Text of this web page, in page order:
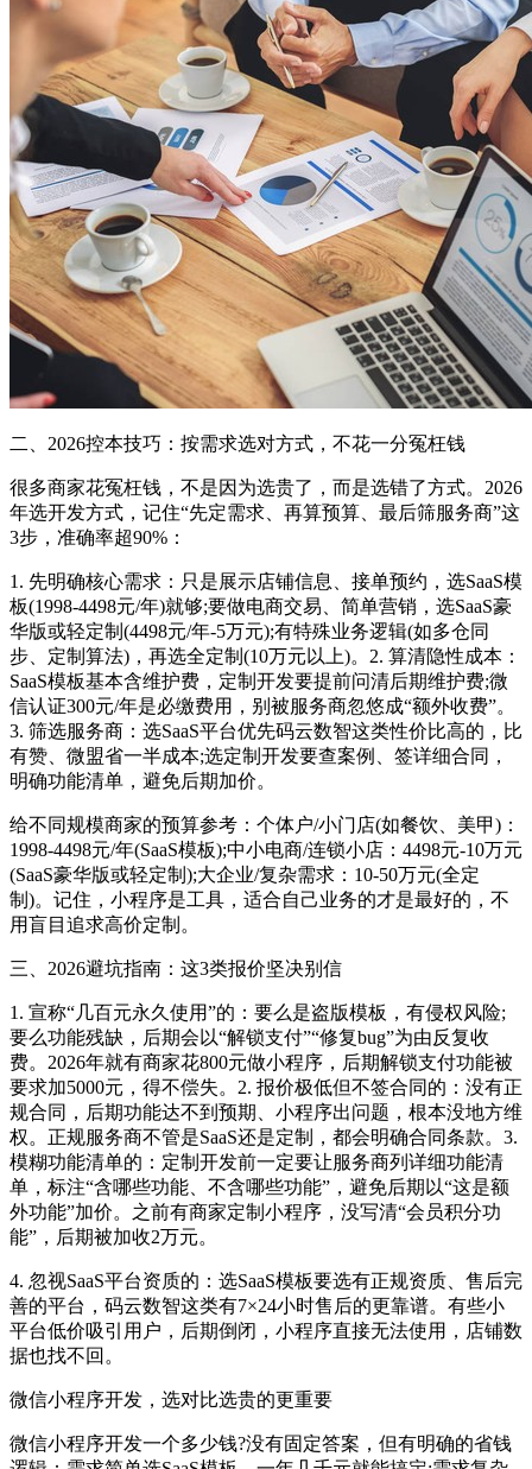
二、2026控本技巧：按需求选对方式，不花一分冤枉钱
很多商家花冤枉钱，不是因为选贵了，而是选错了方式。2026
年选开发方式，记住“先定需求、再算预算、最后筛服务商”这
3步，准确率超90%：
1. 先明确核心需求：只是展示店铺信息、接单预约，选SaaS模
板(1998-4498元/年)就够;要做电商交易、简单营销，选SaaS豪
华版或轻定制(4498元/年-5万元);有特殊业务逻辑(如多仓同
步、定制算法)，再选全定制(10万元以上)。2. 算清隐性成本：
SaaS模板基本含维护费，定制开发要提前问清后期维护费;微
信认证300元/年是必缴费用，别被服务商忽悠成“额外收费”。
3. 筛选服务商：选SaaS平台优先码云数智这类性价比高的，比
有赞、微盟省一半成本;选定制开发要查案例、签详细合同，
明确功能清单，避免后期加价。
给不同规模商家的预算参考：个体户/小门店(如餐饮、美甲)：
1998-4498元/年(SaaS模板);中小电商/连锁小店：4498元-10万元
(SaaS豪华版或轻定制);大企业/复杂需求：10-50万元(全定
制)。记住，小程序是工具，适合自己业务的才是最好的，不
用盲目追求高价定制。
三、2026避坑指南：这3类报价坚决别信
1. 宣称“几百元永久使用”的：要么是盗版模板，有侵权风险;
要么功能残缺，后期会以“解锁支付”“修复bug”为由反复收
费。2026年就有商家花800元做小程序，后期解锁支付功能被
要求加5000元，得不偿失。2. 报价极低但不签合同的：没有正
规合同，后期功能达不到预期、小程序出问题，根本没地方维
权。正规服务商不管是SaaS还是定制，都会明确合同条款。3.
模糊功能清单的：定制开发前一定要让服务商列详细功能清
单，标注“含哪些功能、不含哪些功能”，避免后期以“这是额
外功能”加价。之前有商家定制小程序，没写清“会员积分功
能”，后期被加收2万元。
4. 忽视SaaS平台资质的：选SaaS模板要选有正规资质、售后完
善的平台，码云数智这类有7×24小时售后的更靠谱。有些小
平台低价吸引用户，后期倒闭，小程序直接无法使用，店铺数
据也找不回。
微信小程序开发，选对比选贵的更重要
微信小程序开发一个多少钱?没有固定答案，但有明确的省钱